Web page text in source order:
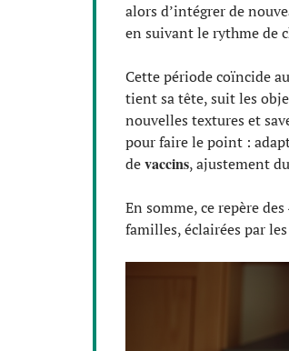
alors d’intégrer de
en suivant le rythme de
Cette période coïncide
tient sa tête, suit les
nouvelles textures et
pour faire le point :
devaccins, ajustement
En somme, ce repère
familles, éclairées par